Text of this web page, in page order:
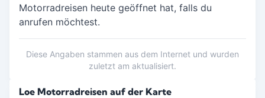
Motorradreisen heute geöffnet hat, falls du
anrufen möchtest.
Diese Angaben stammen aus dem Internet und wurden
zuletzt am aktualisiert.
Loe Motorradreisen auf der Karte